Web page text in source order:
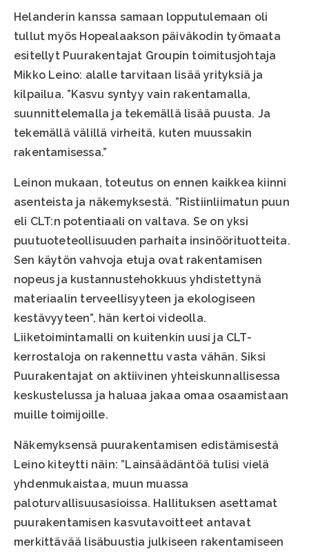
Helanderin kanssa samaan lopputulemaan oli
tullut myös Hopealaakson päiväkodin työmaata
esitellyt Puurakentajat Groupin toimitusjohtaja
Mikko Leino: alalle tarvitaan lisää yrityksiä ja
kilpailua. ”Kasvu syntyy vain rakentamalla,
suunnittelemalla ja tekemällä lisää puusta. Ja
tekemällä välillä virheitä, kuten muussakin
rakentamisessa.”
Leinon mukaan, toteutus on ennen kaikkea kiinni
asenteista ja näkemyksestä. ”Ristiinliimatun puun
eli CLT:n potentiaali on valtava. Se on yksi
puutuoteteollisuuden parhaita insinöörituotteita.
Sen käytön vahvoja etuja ovat rakentamisen
nopeus ja kustannustehokkuus yhdistettynä
materiaalin terveellisyyteen ja ekologiseen
kestävyyteen”, hän kertoi videolla.
Liiketoimintamalli on kuitenkin uusi ja CLT-
kerrostaloja on rakennettu vasta vähän. Siksi
Puurakentajat on aktiivinen yhteiskunnallisessa
keskustelussa ja haluaa jakaa omaa osaamistaan
muille toimijoille.
Näkemyksensä puurakentamisen edistämisestä
Leino kiteytti näin: ”Lainsäädäntöä tulisi vielä
yhdenmukaistaa, muun muassa
paloturvallisuusasioissa. Hallituksen asettamat
puurakentamisen kasvutavoitteet antavat
merkittävää lisäbuustia julkiseen rakentamiseen